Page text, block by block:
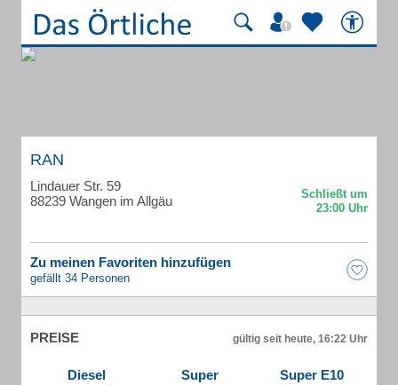
RAN
Lindauer Str. 59
88239 Wangen im Allgäu
Zu meinen Favoriten hinzufügen
gefällt 34 Personen
PREISE gültig seit heute, 16:22 Uhr
Diesel Super Super E10